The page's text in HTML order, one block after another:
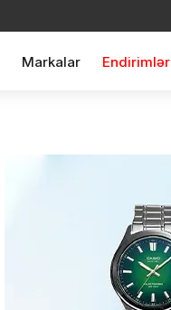
Markalar Endirimlər